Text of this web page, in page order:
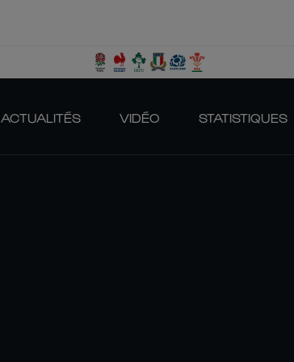
ACTUALITÉS VIDÉO STATISTIQUES